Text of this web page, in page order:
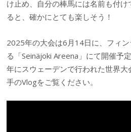
け止め、自分の棒馬には名前も付
ると、確かにとても楽しそう！
2025年の大会は6月14日に、フィ
る「Seinäjoki Areena」にて開催予
年にスウェーデンで行われた世界
手のVlogをご覧ください。